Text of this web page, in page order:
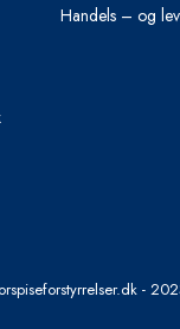
Handels – og
-